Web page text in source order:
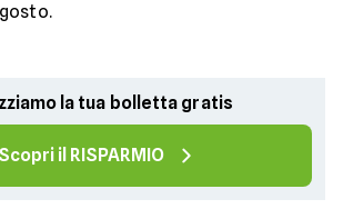
la tua bolletta gratis
Scopri il RISPARMIO